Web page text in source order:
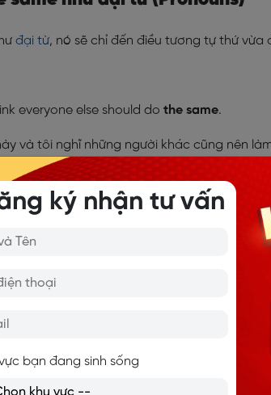
đại từ, nó sẽ chỉ đến điều tương tự thứ
everyone else should do the same.
và tôi nghĩ những người khác cũng nên
này đóng vai trò là đại từ, tức dùng để
ví dụ trên “the same” thay thế cho “this
my sister will insist that mom buys her
gì đó thì em gái tôi sẽ đòi mẹ phải mua
thay thế cho danh từ “something”.
tập đại từ có đáp án
như trạng từ (adv)
ký nhận tư vấn
bạn đang sinh sống